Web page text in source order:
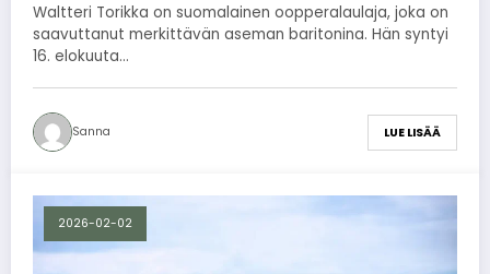
Waltteri Torikka on suomalainen oopperalaulaja, joka on
saavuttanut merkittävän aseman baritonina. Hän syntyi
16. elokuuta…
Sanna LUE LISÄÄ
2026-02-02